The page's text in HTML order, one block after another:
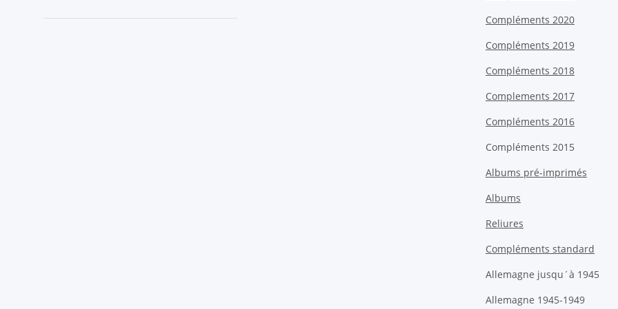
Compléments 2020
Compléments 2019
Compléments 2018
Complements 2017
Compléments 2016
Compléments 2015
Albums pré-imprimés
Albums
Reliures
Compléments standard
Allemagne jusqu´à 1945
Allemagne 1945-1949